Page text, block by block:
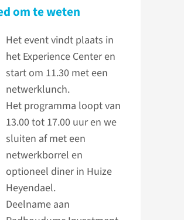
om te weten
Het event vindt plaats in
het Experience Center en
start om 11.30 met een
netwerklunch.
Het programma loopt van
13.00 tot 17.00 uur en we
sluiten af met een
netwerkborrel en
optioneel diner in Huize
Heyendael.
Deelname aan